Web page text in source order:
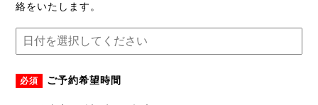
絡をいたします。
必須 ご予約希望時間